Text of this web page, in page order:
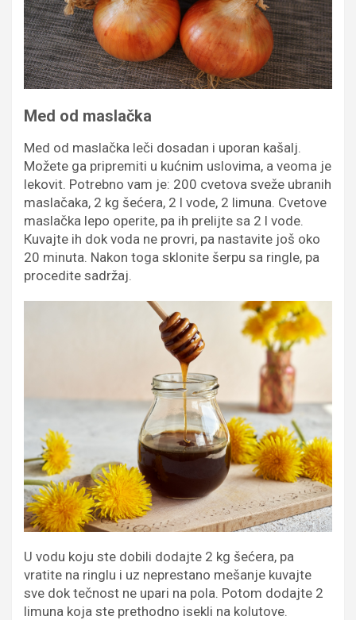
Med od maslačka
Med od maslačka leči dosadan i uporan kašalj.
Možete ga pripremiti u kućnim uslovima, a veoma je
lekovit. Potrebno vam je: 200 cvetova sveže ubranih
maslačaka, 2 kg šećera, 2 l vode, 2 limuna. Cvetove
maslačka lepo operite, pa ih prelijte sa 2 l vode.
Кuvajte ih dok voda ne provri, pa nastavite još oko
20 minuta. Nakon toga sklonite šerpu sa ringle, pa
procedite sadržaj.
U vodu koju ste dobili dodajte 2 kg šećera, pa
vratite na ringlu i uz neprestano mešanje kuvajte
sve dok tečnost ne upari na pola. Potom dodajte 2
limuna koja ste prethodno isekli na kolutove.